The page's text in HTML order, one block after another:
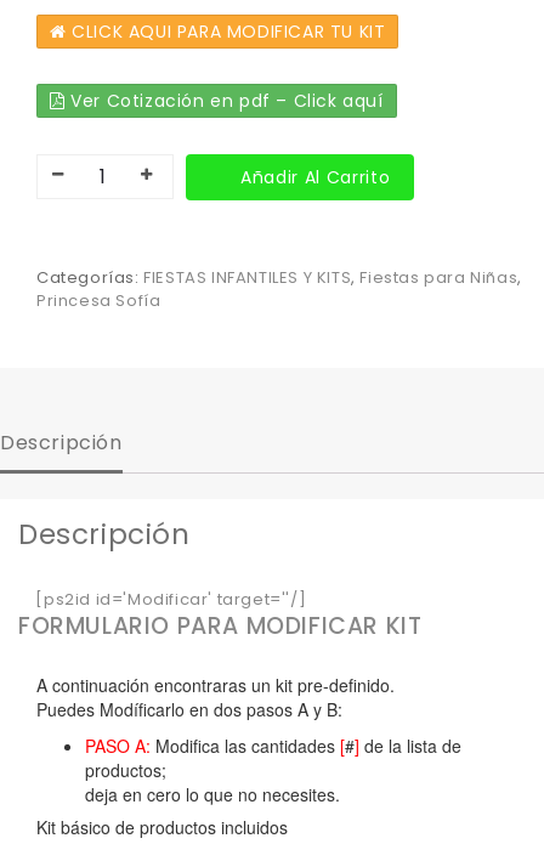
CLICK AQUI PARA MODIFICAR TU KIT
Ver Cotización en pdf – Click aquí
Añadir Al Carrito
Categorías: FIESTAS INFANTILES Y KITS, Fiestas para Niñas,
Princesa Sofía
Descripción
Descripción
[ps2id id='Modificar' target=''/]
FORMULARIO PARA MODIFICAR KIT